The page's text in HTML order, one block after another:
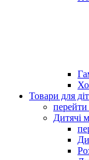
Товари для
Дитячі